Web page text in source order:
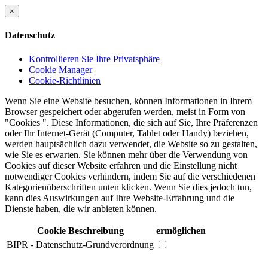
×
Datenschutz
Kontrollieren Sie Ihre Privatsphäre
Cookie Manager
Cookie-Richtlinien
Wenn Sie eine Website besuchen, können Informationen in Ihrem
Browser gespeichert oder abgerufen werden, meist in Form von
"Cookies ". Diese Informationen, die sich auf Sie, Ihre Präferenzen
oder Ihr Internet-Gerät (Computer, Tablet oder Handy) beziehen,
werden hauptsächlich dazu verwendet, die Website so zu gestalten,
wie Sie es erwarten. Sie können mehr über die Verwendung von
Cookies auf dieser Website erfahren und die Einstellung nicht
notwendiger Cookies verhindern, indem Sie auf die verschiedenen
Kategorienüberschriften unten klicken. Wenn Sie dies jedoch tun,
kann dies Auswirkungen auf Ihre Website-Erfahrung und die
Dienste haben, die wir anbieten können.
Cookie Beschreibung
ermöglichen
BIPR - Datenschutz-Grundverordnung